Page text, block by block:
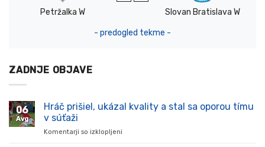
Petržalka W Slovan Bratislava W
- predogled tekme -
ZADNJE OBJAVE
06
Avg
Hráč prišiel, ukázal kvality a stal sa oporou tímu
v súťaži
Komentarji so izklopljeni